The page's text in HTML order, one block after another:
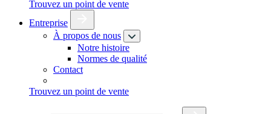
Trouvez un point de vente
Entreprise
À propos de nous
Notre histoire
Normes de qualité
Contact
Trouvez un point de vente